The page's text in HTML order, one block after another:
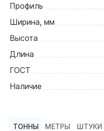
Профиль
Ширина, мм
Высота
Длина
ГОСТ
Наличие
ТОННЫ МЕТРЫ ШТУКИ